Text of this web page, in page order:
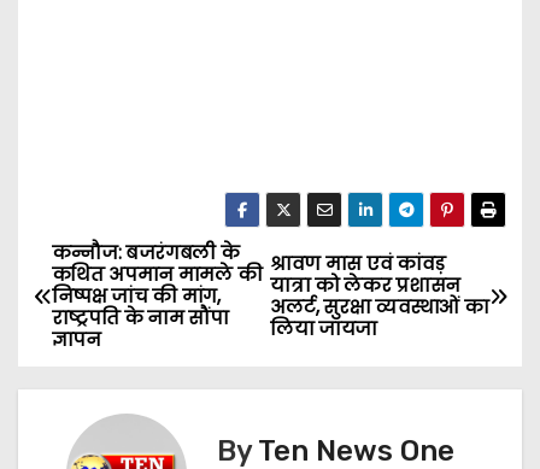
P
o
श्रावण मास एवं कांवड़
यात्रा को लेकर प्रशासन
अलर्ट, सुरक्षा व्यवस्थाओं का
लिया जायजा
कन्नौज: बजरंगबली के
कथित अपमान मामले की
निष्पक्ष जांच की मांग,
राष्ट्रपति के नाम सौंपा
ज्ञापन
ByTen News One